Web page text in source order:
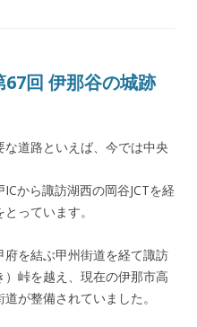
回 伊那谷の城跡
道路といえば、今では中央
から諏訪湖西の岡谷JCTを経
っています。
府を結ぶ甲州街道を経て諏訪
峠を越え、現在の伊那市高
が整備されていました。